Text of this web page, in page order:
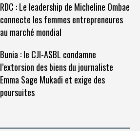
RDC : Le leadership de Micheline Ombae
connecte les femmes entrepreneures
au marché mondial
Bunia : le CJI-ASBL condamne
l’extorsion des biens du journaliste
Emma Sage Mukadi et exige des
poursuites